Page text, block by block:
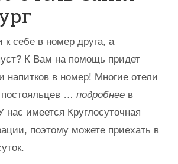
к себе в номер друга, а
К Вам на помощь придет
напитков в номер! Многие отели
… подробнее в
нас имеется Круглосуточная
поэтому можете приехать в